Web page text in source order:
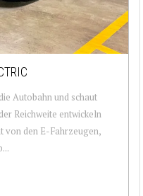
Autobahn und schaut
Reichweite entwickeln
von den E-Fahrzeugen,